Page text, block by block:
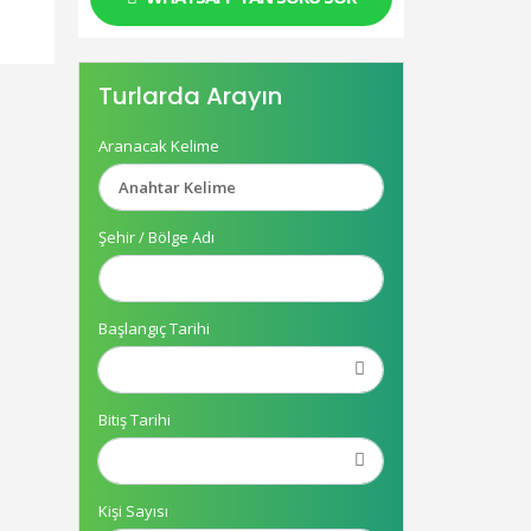
Turlarda Arayın
Aranacak Kelime
Şehir / Bölge Adı
Başlangıç Tarihi
Bitiş Tarihi
Kişi Sayısı